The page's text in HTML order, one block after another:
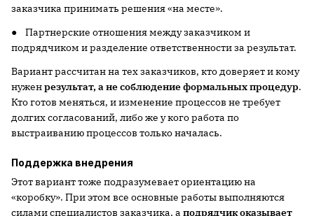
заказчика принимать решения «на месте».
● Партнерские отношения между заказчиком и
подрядчиком и разделение ответственности за результат.
Вариант рассчитан на тех заказчиков, кто доверяет и кому
нуженрезультат, а не соблюдение формальных процедур.
Кто готов меняться, и изменение процессов не требует
долгих согласований, либо же у кого работа по
выстраиванию процессов только началась.
Поддержка внедрения
Этот вариант тоже подразумевает ориентацию на
«коробку». При этом все основные работы выполняются
силами специалистов заказчика, а подрядчик оказывает